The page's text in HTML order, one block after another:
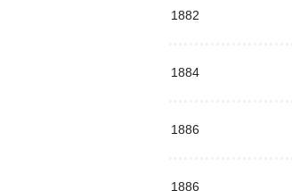
1882
1884
1886
1886